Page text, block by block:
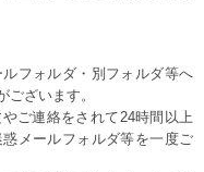
フォルダ・別フォルダ等へ
ざいます。
ご連絡をされて24時間以上
メールフォルダ等を一度ご